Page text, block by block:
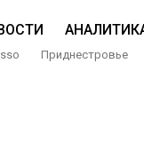
Приднестровье